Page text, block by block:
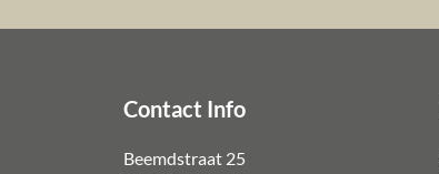
Contact Info
Beemdstraat 25